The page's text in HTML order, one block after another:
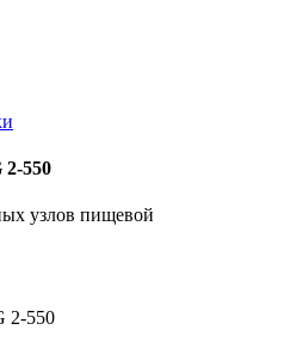
550
узлов пищевой